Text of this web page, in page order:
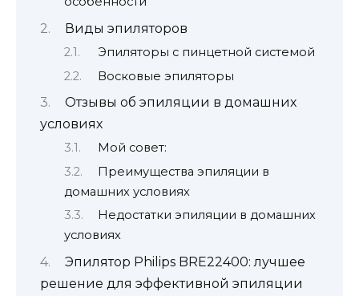
Виды эпиляторов
Эпиляторы с пинцетной системой
Восковые эпиляторы
Отзывы об эпиляции в домашних
условиях
Мой совет:
Преимущества эпиляции в
домашних условиях
Недостатки эпиляции в домашних
условиях
Эпилятор Philips BRE22400: лучшее
решение для эффективной эпиляции